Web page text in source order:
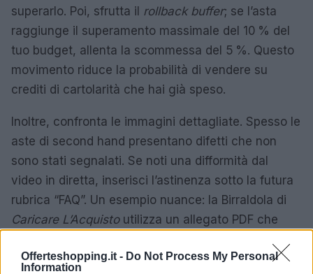
Offerteshopping.it - Do Not Process My Personal
Information
superarlo. Poi, sfrutta il rollback buffer; se l’asta
raggiunge il superamento massimale del 10 % del
tuo budget, allenta la scommessa del 5 %. Questo
movimento riduce la probabilità di vendere su
crediti di cartolarità che hai già speso.
Inoltre, confronta le immagini dettagliate. Spesso le
aste di second hand presentano difetti che non
sono stati segnalati. Se noti una difformità dal
video in diretta, inserisci l’astinenza sotto la futura
rubrica “FAQ”. Un esempio nuance: la BirraIdola di
Caricare L’Acquistoutilizza un allegato PDF che
l’informazione è solo sul comment, non accettare